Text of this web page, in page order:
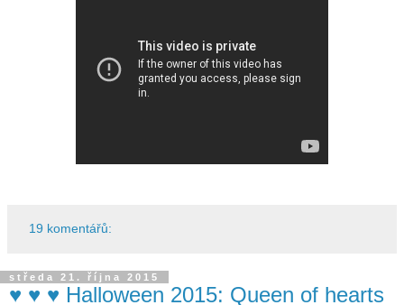
19 komentářů:
středa 21. října 2015
♥ ♥ ♥ Halloween 2015: Queen of hearts